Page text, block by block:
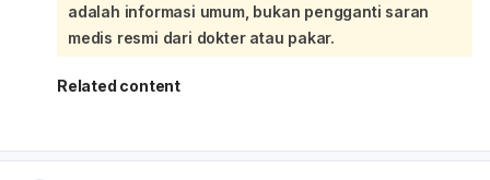
Mengingat rasa sakit yang sangat mengganggu hingga
Anda sulit duduk, penting untuk mendapatkan diagnosis
yang tepat dari dokter. Dokter akan melakukan
pemeriksaan fisik untuk mengetahui penyebab pasti
antibiotik jika ada infeksi, tindakan drainase jika itu adalah
adalah informasi umum, bukan pengganti saran
medis resmi dari dokter atau pakar.
Related content